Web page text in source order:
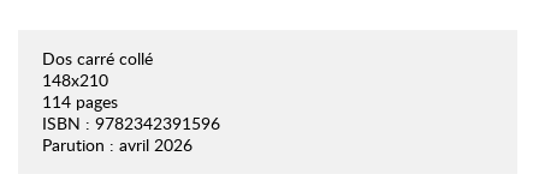
Dos carré collé
148x210
114 pages
ISBN : 9782342391596
Parution : avril 2026